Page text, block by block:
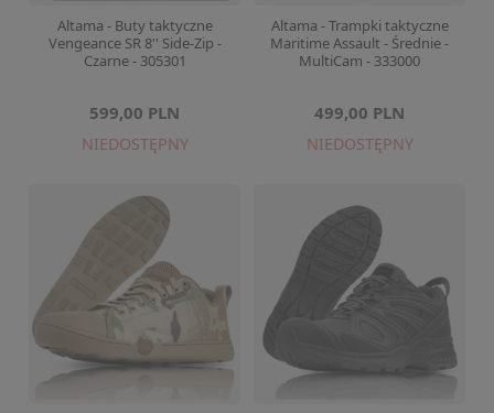
Altama - Buty taktyczne
Vengeance SR 8'' Side-Zip -
Czarne - 305301
599,00 PLN
NIEDOSTĘPNY
Altama - Trampki taktyczne
Maritime Assault - Średnie -
MultiCam - 333000
499,00 PLN
NIEDOSTĘPNY